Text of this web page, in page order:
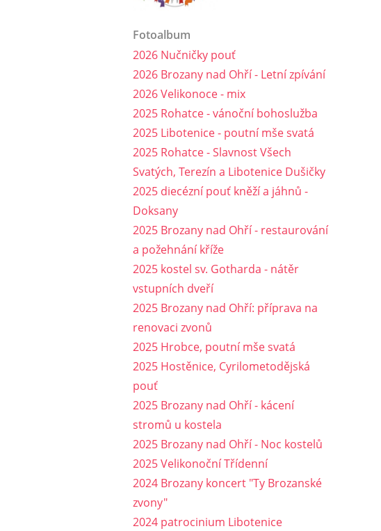
Fotoalbum
2026 Nučničky pouť
2026 Brozany nad Ohří - Letní zpívání
2026 Velikonoce - mix
2025 Rohatce - vánoční bohoslužba
2025 Libotenice - poutní mše svatá
2025 Rohatce - Slavnost Všech
Svatých, Terezín a Libotenice Dušičky
2025 diecézní pouť kněží a jáhnů -
Doksany
2025 Brozany nad Ohří - restaurování
a požehnání kříže
2025 kostel sv. Gotharda - nátěr
vstupních dveří
2025 Brozany nad Ohří: příprava na
renovaci zvonů
2025 Hrobce, poutní mše svatá
2025 Hostěnice, Cyrilometodějská
pouť
2025 Brozany nad Ohří - kácení
stromů u kostela
2025 Brozany nad Ohří - Noc kostelů
2025 Velikonoční Třídenní
2024 Brozany koncert "Ty Brozanské
zvony"
2024 patrocinium Libotenice